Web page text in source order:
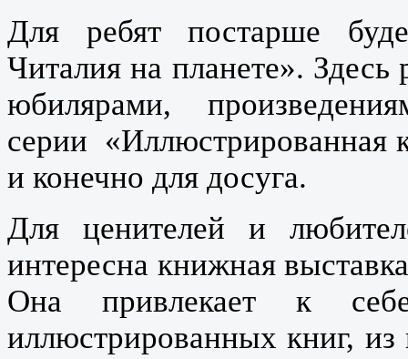
Для ребят постарше
Читалия на планете». Здесь
юбилярами,
серии «Иллюстрированная
и конечно для досуга.
Для ценителей и
интересна книжная
Она привлекает к
иллюстрированных книг,